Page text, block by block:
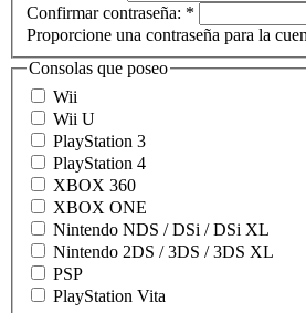
Confirmar contraseña: *
Proporcione una contraseña para la
Consolas que poseo
Wii
Wii U
PlayStation 3
PlayStation 4
XBOX 360
XBOX ONE
Nintendo NDS / DSi / DSi XL
Nintendo 2DS / 3DS / 3DS XL
PSP
PlayStation Vita